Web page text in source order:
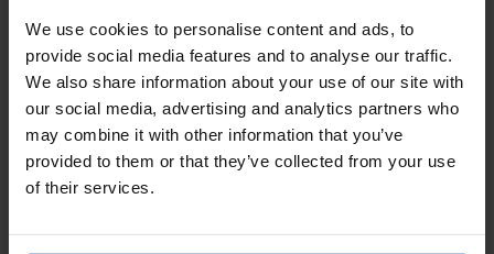
We use cookies to personalise content and ads, to
provide social media features and to analyse our traffic.
We also share information about your use of our site with
our social media, advertising and analytics partners who
may combine it with other information that you’ve
provided to them or that they’ve collected from your use
of their services.
HDL-cholesterol
HDL-cholesterol wordt het goede cholesterol
genoemd, omdat het in staat is het slechte
cholesterol uit het bloed weg te vangen en af te
voeren via de lever naar de darmen. Het HDL mag
dus hoog zijn. Een HDL gelijk aan of onder de 1,0
mmol/L voor mannen en gelijk aan of onder de 1,2